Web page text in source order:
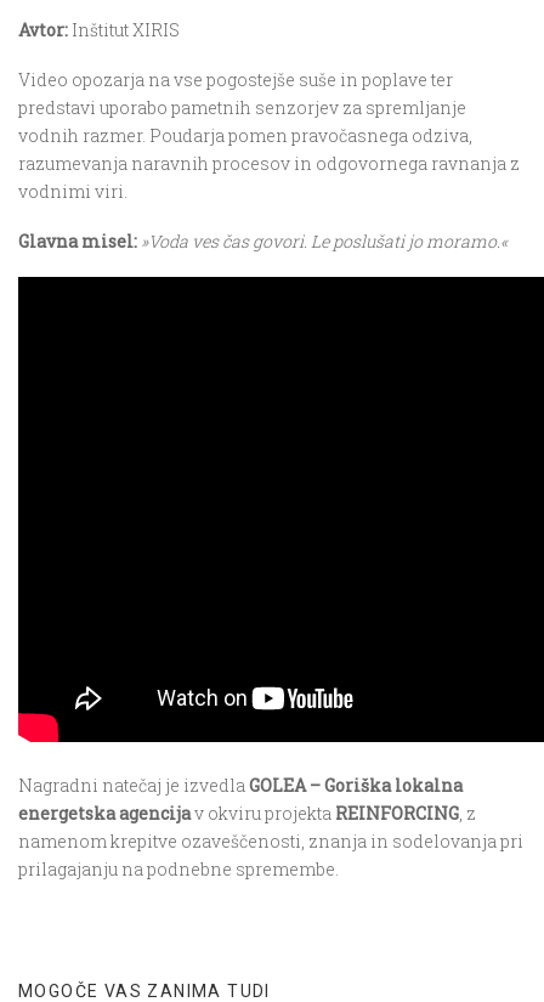
Avtor: Inštitut XIRIS
Video opozarja na vse pogostejše suše in poplave ter
predstavi uporabo pametnih senzorjev za spremljanje
vodnih razmer. Poudarja pomen pravočasnega odziva,
razumevanja naravnih procesov in odgovornega ravnanja z
vodnimi viri.
Glavna misel: »Voda ves čas govori. Le poslušati jo moramo.«
Nagradni natečaj je izvedlaGOLEA – Goriška lokalna
energetska agencijav okviru projekta REINFORCING, z
namenom krepitve ozaveščenosti, znanja in sodelovanja pri
prilagajanju na podnebne spremembe.
MOGOČE VAS ZANIMA TUDI